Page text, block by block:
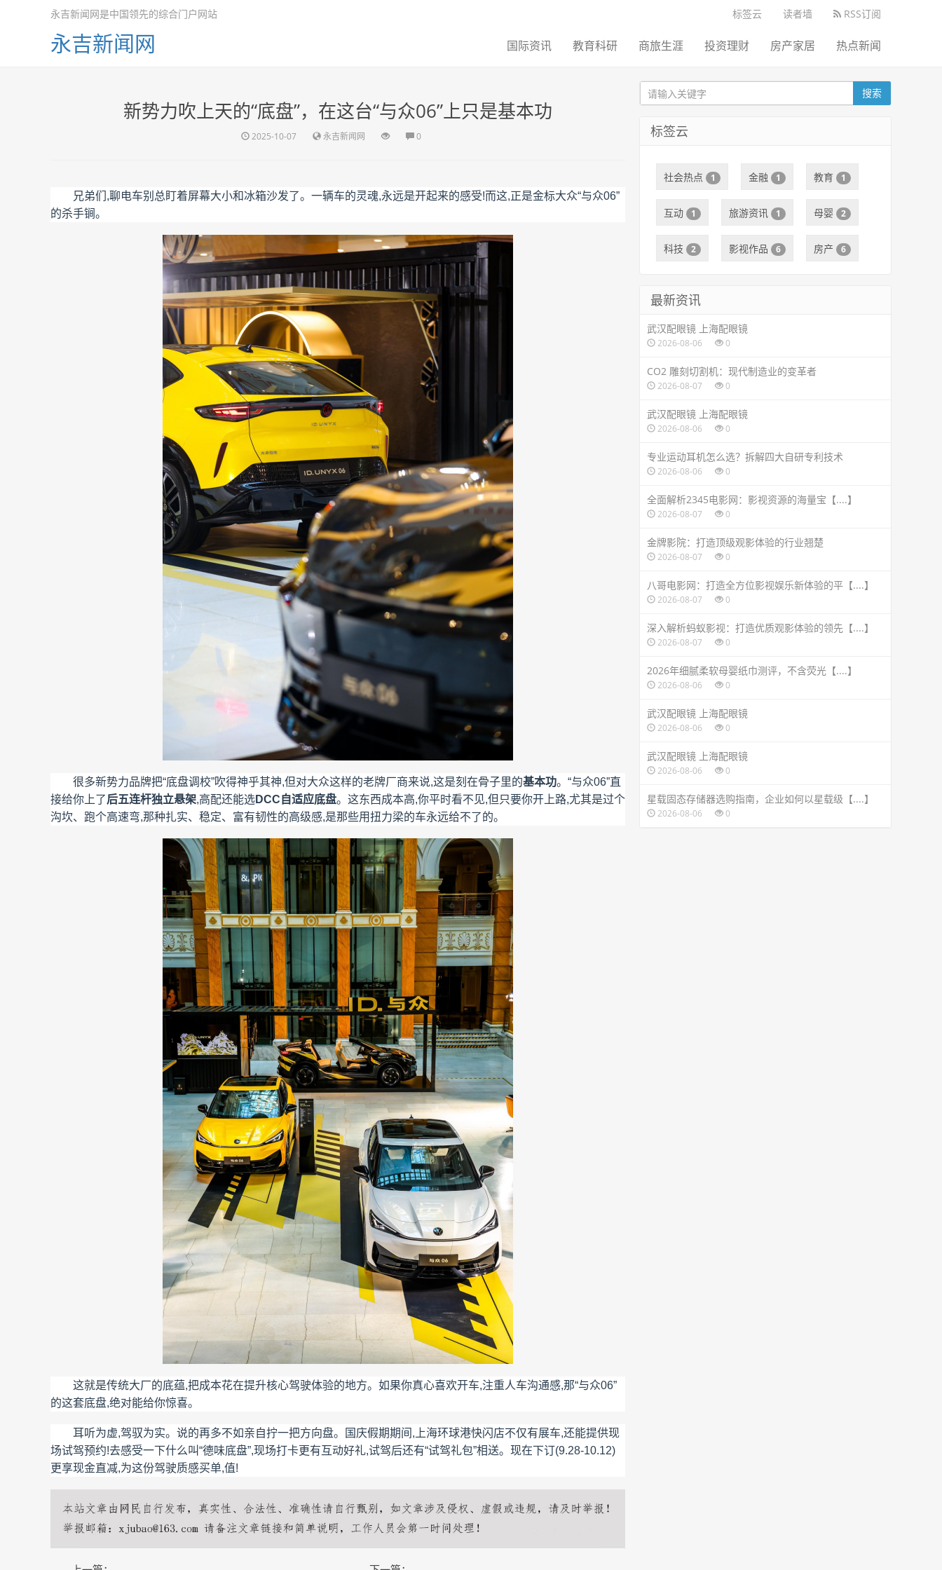
标签云 读者墙 RSS订阅
永吉新闻网是中国领先的综合门户网站
永吉新闻网 国际资讯 教育科研 商旅生涯 投资理财 房产家居 热点新闻
新势力吹上天的“底盘”，在这台“与众06”上只是基本功
2025-10-07 永吉新闻网 0
兄弟们,聊电车别总盯着屏幕大小和冰箱沙发了。一辆车的灵魂,永远是开起来的感受!而这,正是金标大众“与众06”
的杀手锏。
很多新势力品牌把“底盘调校”吹得神乎其神,但对大众这样的老牌厂商来说,这是刻在骨子里的基本功。“与众06”直
接给你上了后五连杆独立悬架,高配还能选DCC自适应底盘。这东西成本高,你平时看不见,但只要你开上路,尤其是过个
沟坎、跑个高速弯,那种扎实、稳定、富有韧性的高级感,是那些用扭力梁的车永远给不了的。
这就是传统大厂的底蕴,把成本花在提升核心驾驶体验的地方。如果你真心喜欢开车,注重人车沟通感,那“与众06”
的这套底盘,绝对能给你惊喜。
耳听为虚,驾驭为实。说的再多不如亲自拧一把方向盘。国庆假期期间,上海环球港快闪店不仅有展车,还能提供现
场试驾预约!去感受一下什么叫“德味底盘”,现场打卡更有互动好礼,试驾后还有“试驾礼包”相送。现在下订(9.28-10.12)
更享现金直减,为这份驾驶质感买单,值!
搜索
标签云
社会热点 1 金融 1 教育 1
互动 1 旅游资讯 1 母婴 2
科技 2 影视作品 6 房产 6
最新资讯
武汉配眼镜 上海配眼镜
2026-08-06 0
CO2 雕刻切割机：现代制造业的变革者
2026-08-07 0
武汉配眼镜 上海配眼镜
2026-08-06 0
专业运动耳机怎么选？拆解四大自研专利技术
2026-08-06 0
全面解析2345电影网：影视资源的海量宝【....】
2026-08-07 0
金牌影院：打造顶级观影体验的行业翘楚
2026-08-07 0
八哥电影网：打造全方位影视娱乐新体验的平【....】
2026-08-07 0
深入解析蚂蚁影视：打造优质观影体验的领先【....】
2026-08-07 0
2026年细腻柔软母婴纸巾测评，不含荧光【....】
2026-08-06 0
武汉配眼镜 上海配眼镜
2026-08-06 0
武汉配眼镜 上海配眼镜
2026-08-06 0
星载固态存储器选购指南，企业如何以星载级【....】
2026-08-06 0